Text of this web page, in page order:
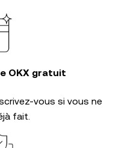
OKX gratuit
vous si vous ne
fait.